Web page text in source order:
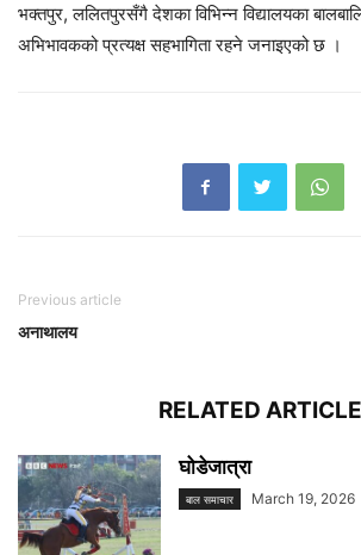
भक्तपुर, ललितपुरसँगै देशका विभिन्न विद्यालयका
अभिभावकको प्रत्यक्ष सहभागिता रहने जनाइएको छ ।
Previous article
अनाथालय
RELATED
घोडेजात्रा
बाल समाचार March 19, 2026